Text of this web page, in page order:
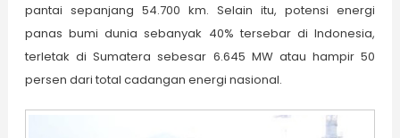
pantai sepanjang 54.700 km. Selain itu, potensi energi
panas bumi dunia sebanyak 40% tersebar di Indonesia,
terletak di Sumatera sebesar 6.645 MW atau hampir 50
persen dari total cadangan energi nasional.